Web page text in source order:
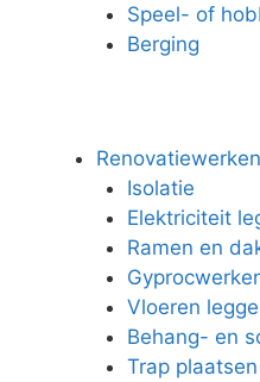
Speel- of
Berging
Isolatie
Elektriciteit
Ramen en
Vloeren
Behang- en
Trap plaatsen